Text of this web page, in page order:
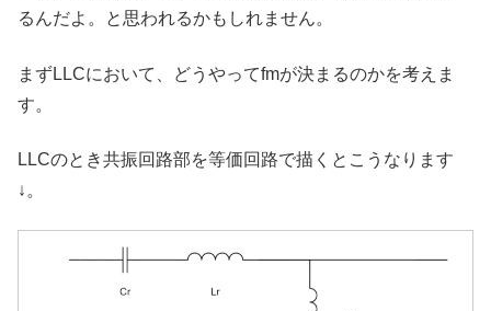
るんだよ。と思われるかもしれません。
まずLLCにおいて、どうやってfmが決まるのかを考えま
す。
LLCのとき共振回路部を等価回路で描くとこうなります
↓。